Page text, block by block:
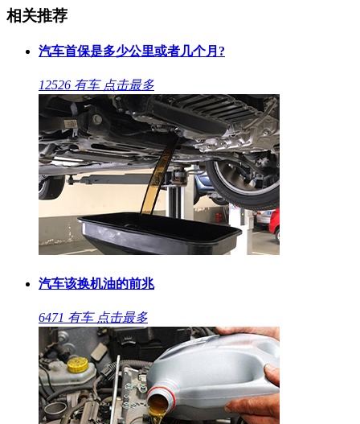
相关推荐
汽车首保是多少公里或者几个月?
12526 有车 点击最多
汽车该换机油的前兆
6471 有车 点击最多